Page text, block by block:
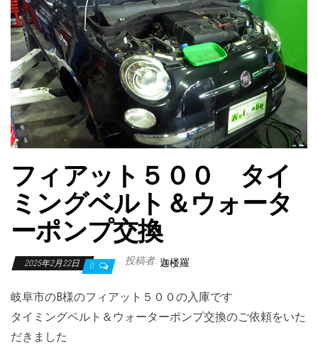
フィアット５００ タイ
ミングベルト＆ウォータ
ーポンプ交換
2025年2月22日 0 投稿者: 迦楼羅
岐阜市のB様のフィアット５００の入庫です
タイミングベルト＆ウォーターポンプ交換のご依頼をいた
だきました